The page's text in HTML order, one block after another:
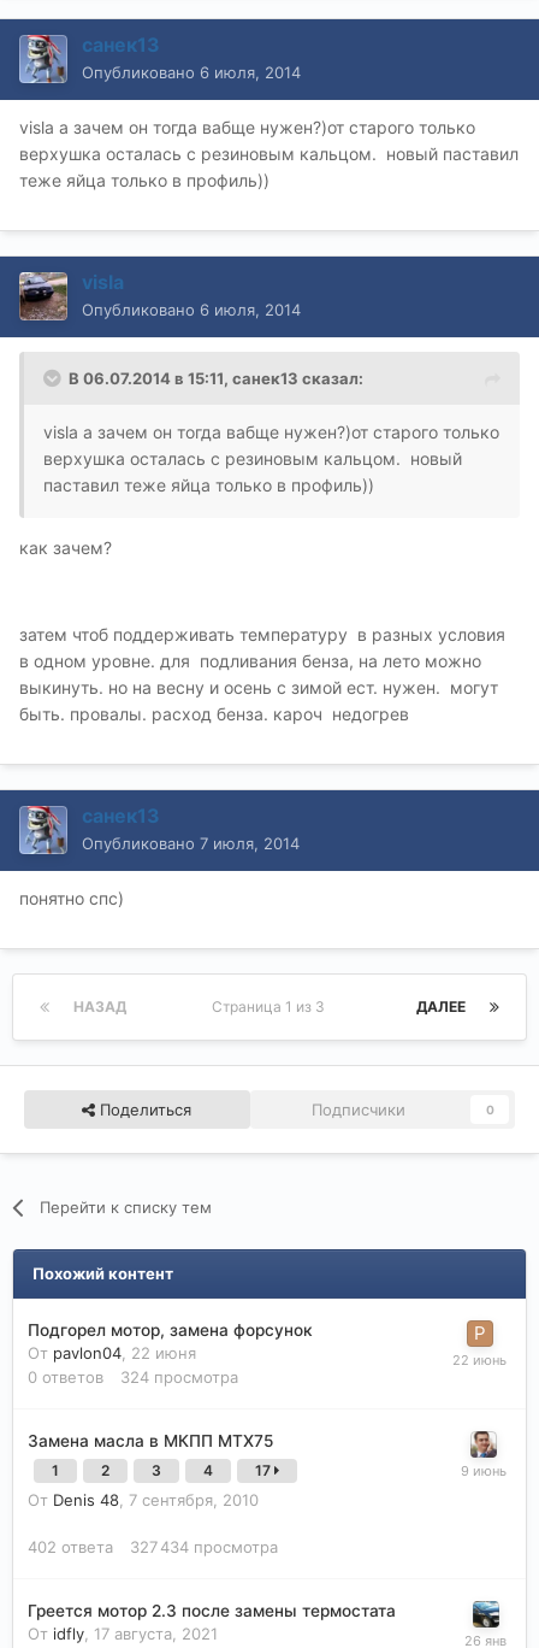
санек13
Опубликовано 6 июля, 2014
visla а зачем он тогда вабще нужен?)от старого только
верхушка осталась с резиновым кальцом. новый паставил
теже яйца только в профиль))
visla
Опубликовано 6 июля, 2014
В 06.07.2014 в 15:11, санек13 сказал:
visla а зачем он тогда вабще нужен?)от старого только
верхушка осталась с резиновым кальцом. новый
паставил теже яйца только в профиль))
как зачем?
затем чтоб поддерживать температуру в разных условия
в одном уровне. для подливания бенза, на лето можно
выкинуть. но на весну и осень с зимой ест. нужен. могут
быть. провалы. расход бенза. кароч недогрев
санек13
Опубликовано 7 июля, 2014
понятно спс)
НАЗАД ДАЛЕЕ
Страница 1 из 3
Поделиться Подписчики 0
Перейти к списку тем
Похожий контент
Подгорел мотор, замена форсунок
От pavlon04 22 июня
0 ответов 324 просмотра
Замена масла в МКПП МТХ75
1 2 3 4 17
От Denis 48 7 сентября, 2010
402 ответа 327 434 просмотра
Греется мотор 2.3 после замены термостата
От idfly 17 августа, 2021